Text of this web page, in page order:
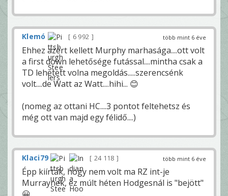
több mint 6 éve
Klemó 6 992
Ehhez azért kellett Murphy marhasága....ott volt
a first down lehetősége futással....mintha csak a
TD lehetett volna megoldás.....szerencsénk
volt....de Watt az Watt....hihi... 😊
(nomeg az ottani HC....3 pontot feltehetsz és
még ott van majd egy félidő....)
több mint 6 éve
Klaci79 24 118
Épp kiírták, hogy nem volt ma RZ int-je
Murraynek, ez múlt héten Hodgesnál is "bejött"